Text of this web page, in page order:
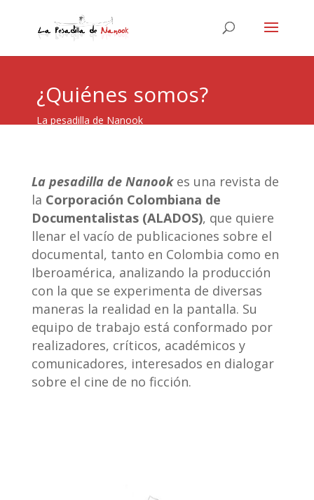
¿Quiénes somos?
La pesadilla de Nanook
La pesadilla de Nanookes una revista de
la Corporación Colombiana de
Documentalistas (ALADOS), que quiere
llenar el vacío de publicaciones sobre el
documental, tanto en Colombia como en
Iberoamérica, analizando la producción
con la que se experimenta de diversas
maneras la realidad en la pantalla. Su
equipo de trabajo está conformado por
realizadores, críticos, académicos y
comunicadores, interesados en dialogar
sobre el cine de no ficción.